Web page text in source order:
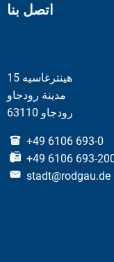
اتصل بنا
هينترغاسيه 15
مدينة رودجاو
63110 رودجاو
+49 6106 693-0
+49 6106 693-
stadt@rodgau.de